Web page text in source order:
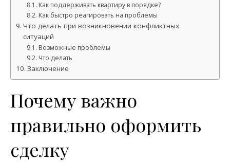
Как поддерживать квартиру в порядке?
Как быстро реагировать на проблемы
Что делать при возникновении конфликтных
ситуаций
Возможные проблемы
Что делать
Заключение
Почему важно
правильно оформить
сделку